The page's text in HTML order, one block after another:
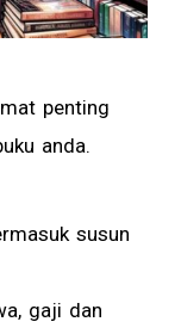
penting
anda.
susun
gaji dan